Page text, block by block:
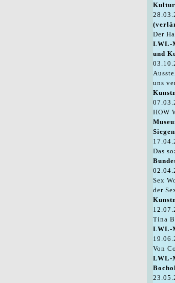
Kultur
Der
LWL-
und
uns
HOW
Siegen
Das
Sex
der
Tina
LWL-
Von
LWL-